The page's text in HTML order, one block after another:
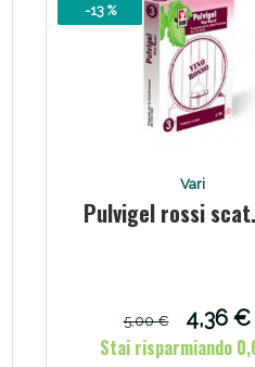
-13 %
Vari
Pulvigel rossi
5,00 €
4,36 €
Stai risparmiando